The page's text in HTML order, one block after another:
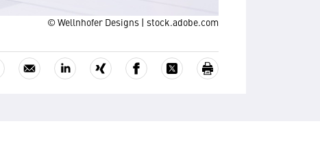
© Wellnhofer Designs | stock.adobe.com